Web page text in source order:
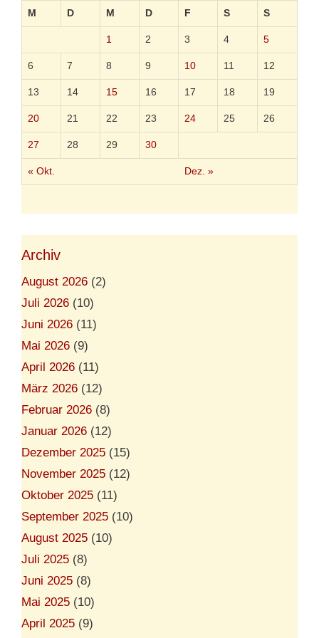
M D M D F S S
« Okt. Dez. »
1 2 3 4 5
6 7 8 9 10 11 12
13 14 15 16 17 18 19
20 21 22 23 24 25 26
27 28 29 30
Archiv
August 2026 (2)
Juli 2026 (10)
Juni 2026 (11)
Mai 2026 (9)
April 2026 (11)
März 2026 (12)
Februar 2026 (8)
Januar 2026 (12)
Dezember 2025 (15)
November 2025 (12)
Oktober 2025 (11)
September 2025 (10)
August 2025 (10)
Juli 2025 (8)
Juni 2025 (8)
Mai 2025 (10)
April 2025 (9)